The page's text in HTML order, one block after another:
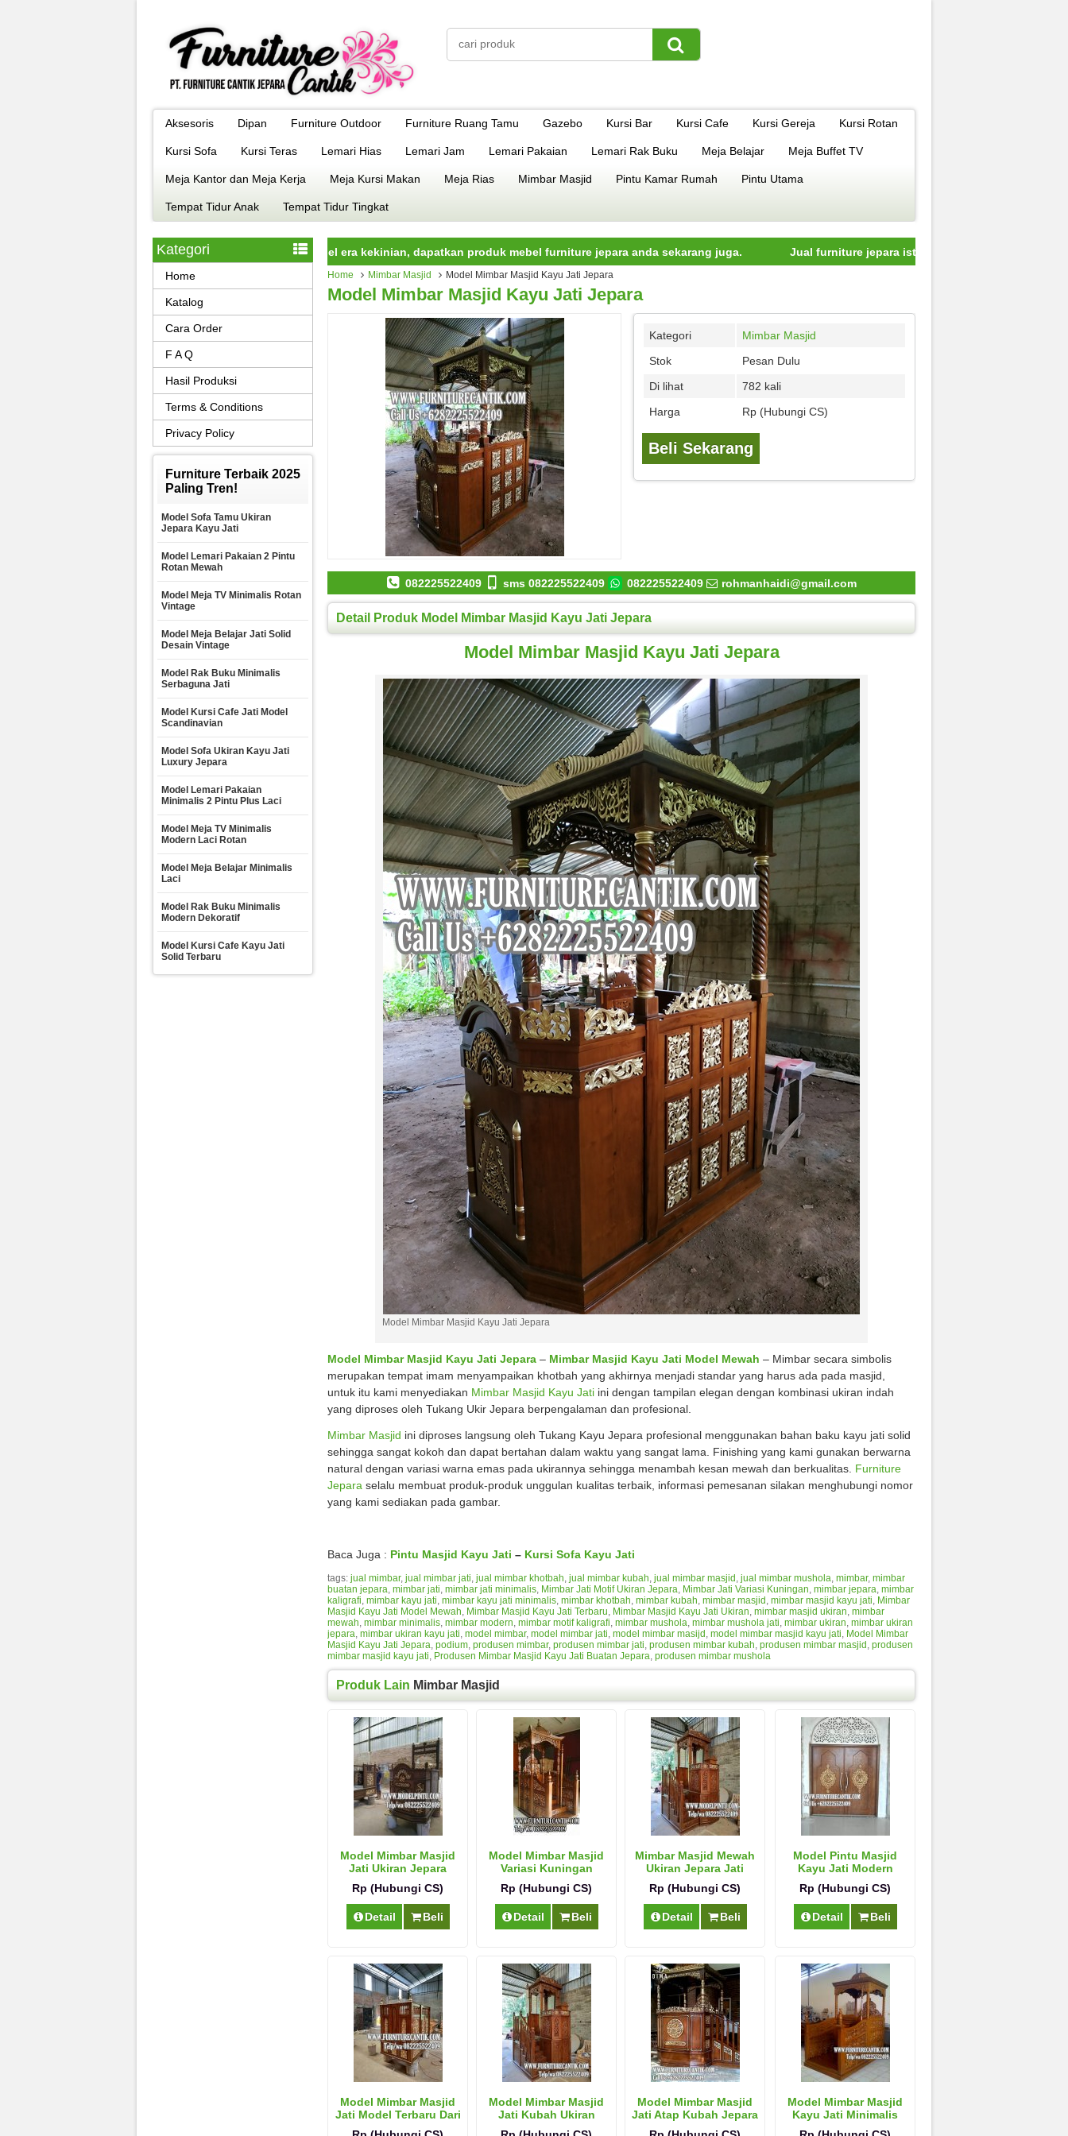
Aksesoris Dipan Furniture Outdoor Furniture Ruang Tamu Gazebo Kursi Bar Kursi Cafe Kursi Gereja Kursi Rotan
Kursi Sofa Kursi Teras Lemari Hias Lemari Jam Lemari Pakaian Lemari Rak Buku Meja Belajar Meja Buffet TV
Meja Kantor dan Meja Kerja Meja Kursi Makan Meja Rias Mimbar Masjid Pintu Kamar Rumah Pintu Utama
Tempat Tidur Anak Tempat Tidur Tingkat
jepara istimewa dengan kualitas terbaik model era kekinian, dapatkan produk mebel furniture jepara anda sekarang juga. Jual furniture jepara istimewa dengan kualitas terbaik model
Home Mimbar Masjid Model Mimbar Masjid Kayu Jati Jepara
Model Mimbar Masjid Kayu Jati Jepara
Kategori
Mimbar Masjid
Stok
Pesan Dulu
Di lihat
782 kali
Harga
Rp (Hubungi CS)
Beli Sekarang
082225522409 sms 082225522409 082225522409 rohmanhaidi@gmail.com
Detail Produk Model Mimbar Masjid Kayu Jati Jepara
Model Mimbar Masjid Kayu Jati Jepara
Model Mimbar Masjid Kayu Jati Jepara
Model Mimbar Masjid Kayu Jati Jepara – Mimbar Masjid Kayu Jati Model Mewah – Mimbar secara simbolis
merupakan tempat imam menyampaikan khotbah yang akhirnya menjadi standar yang harus ada pada masjid,
untuk itu kami menyediakan Mimbar Masjid Kayu Jati ini dengan tampilan elegan dengan kombinasi ukiran indah
yang diproses oleh Tukang Ukir Jepara berpengalaman dan profesional.
Mimbar Masjid ini diproses langsung oleh Tukang Kayu Jepara profesional menggunakan bahan baku kayu jati solid
sehingga sangat kokoh dan dapat bertahan dalam waktu yang sangat lama. Finishing yang kami gunakan berwarna
natural dengan variasi warna emas pada ukirannya sehingga menambah kesan mewah dan berkualitas. Furniture
Jepara selalu membuat produk-produk unggulan kualitas terbaik, informasi pemesanan silakan menghubungi nomor
yang kami sediakan pada gambar.
Baca Juga : Pintu Masjid Kayu Jati – Kursi Sofa Kayu Jati
tags: jual mimbar, jual mimbar jati, jual mimbar khotbah, jual mimbar kubah, jual mimbar masjid , jual mimbar mushola, mimbar, mimbar
buatan jepara, mimbar jati, mimbar jati minimalis, Mimbar Jati Motif Ukiran Jepara, Mimbar Jati Variasi Kuningan, mimbar jepara, mimbar
kaligrafi, mimbar kayu jati, mimbar kayu jati minimalis, mimbar khotbah, mimbar kubah, mimbar masjid , mimbar masjid kayu jati, Mimbar
Masjid Kayu Jati Model Mewah, Mimbar Masjid Kayu Jati Terbaru, Mimbar Masjid Kayu Jati Ukiran, mimbar masjid ukiran, mimbar
mewah, mimbar minimalis, mimbar modern, mimbar motif kaligrafi, mimbar mushola, mimbar mushola jati, mimbar ukiran, mimbar ukiran
jepara, mimbar ukiran kayu jati, model mimbar, model mimbar jati, model mimbar masijd , model mimbar masjid kayu jati, Model Mimbar
Masjid Kayu Jati Jepara, podium, produsen mimbar, produsen mimbar jati, produsen mimbar kubah, produsen mimbar masjid , produsen
mimbar masjid kayu jati, Produsen Mimbar Masjid Kayu Jati Buatan Jepara, produsen mimbar mushola
Produk Lain Mimbar Masjid
Model Mimbar Masjid
Jati Ukiran Jepara
Rp (Hubungi CS)
Detail Beli
Model Mimbar Masjid
Variasi Kuningan
Rp (Hubungi CS)
Detail Beli
Mimbar Masjid Mewah
Ukiran Jepara Jati
Rp (Hubungi CS)
Detail Beli
Model Pintu Masjid
Kayu Jati Modern
Rp (Hubungi CS)
Detail Beli
Model Mimbar Masjid
Jati Model Terbaru Dari
Model Mimbar Masjid
Jati Kubah Ukiran
Model Mimbar Masjid
Jati Atap Kubah Jepara
Model Mimbar Masjid
Kayu Jati Minimalis
Kategori
Home
Katalog
Cara Order
F A Q
Hasil Produksi
Terms & Conditions
Privacy Policy
Furniture Terbaik 2025
Paling Tren!
Model Sofa Tamu Ukiran
Jepara Kayu Jati
Model Lemari Pakaian 2 Pintu
Rotan Mewah
Model Meja TV Minimalis Rotan
Vintage
Model Meja Belajar Jati Solid
Desain Vintage
Model Rak Buku Minimalis
Serbaguna Jati
Model Kursi Cafe Jati Model
Scandinavian
Model Sofa Ukiran Kayu Jati
Luxury Jepara
Model Lemari Pakaian
Minimalis 2 Pintu Plus Laci
Model Meja TV Minimalis
Modern Laci Rotan
Model Meja Belajar Minimalis
Laci
Model Rak Buku Minimalis
Modern Dekoratif
Model Kursi Cafe Kayu Jati
Solid Terbaru